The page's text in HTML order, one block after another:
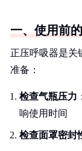
一、使用前
正压呼吸器是关
准备：
检查气瓶压力
响使用时间
检查面罩密封